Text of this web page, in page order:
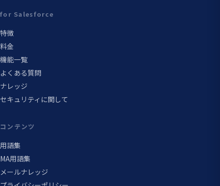
for Salesforce
特徴
料金
機能一覧
よくある質問
ナレッジ
セキュリティに関して
コンテンツ
用語集
MA用語集
メールナレッジ